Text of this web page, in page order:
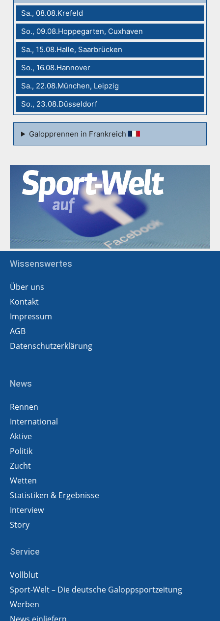
Sa., 08.08.Krefeld
So., 09.08.Hoppegarten, Cuxhaven
Sa., 15.08.Halle, Saarbrücken
So., 16.08.Hannover
Sa., 22.08.München, Leipzig
So., 23.08.Düsseldorf
Galopprennen in Frankreich
Wissenswertes
Über uns
Kontakt
Impressum
AGB
Datenschutzerklärung
News
Rennen
International
Aktive
Politik
Zucht
Wetten
Statistiken & Ergebnisse
Interview
Story
Service
Vollblut
Sport-Welt – Die deutsche Galoppsportzeitung
Werben